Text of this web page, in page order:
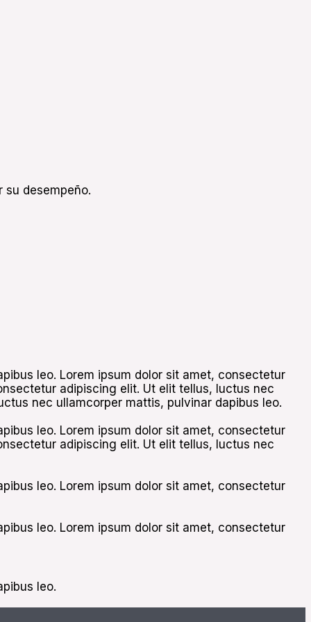
desempeño.
leo. Lorem ipsum dolor sit amet, consectetur
adipiscing elit. Ut elit tellus, luctus nec
nec ullamcorper mattis, pulvinar dapibus leo.
leo. Lorem ipsum dolor sit amet, consectetur
adipiscing elit. Ut elit tellus, luctus nec
leo. Lorem ipsum dolor sit amet, consectetur
leo. Lorem ipsum dolor sit amet, consectetur
leo.